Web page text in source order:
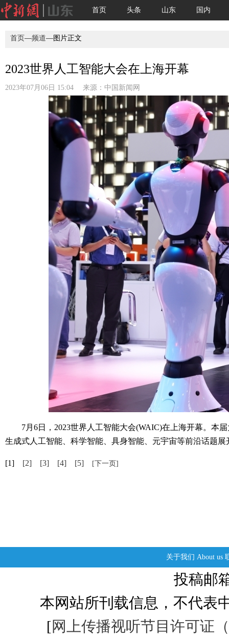
首页 头条 山东 国内
首页—频道—图片正文
2023世界人工智能大会在上海开幕
2023年07月06日 15:04 来源： 中国新闻网
7月6日，2023世界人工智能大会(WAIC)在上海开幕。本届
生成式人工智能、科学智能、具身智能、元宇宙等前沿话题
[1] [2] [3] [4] [5] [下一页]
关于我们 About us
投稿邮
本网站所刊载信息，不代表
[网上传播视听节目许可证